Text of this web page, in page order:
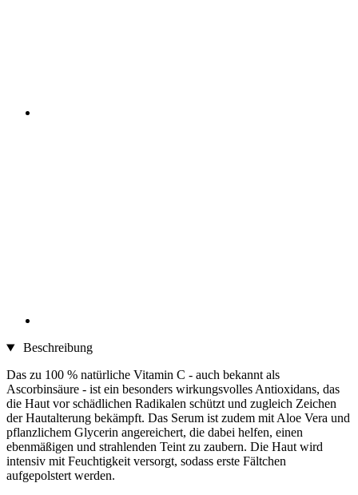
Beschreibung
Das zu 100 % natürliche Vitamin C - auch bekannt als
Ascorbinsäure - ist ein besonders wirkungsvolles An­ti­oxi­dans, das
die Haut vor schädlichen Radikalen schützt und zugleich Zeichen
der Hautalterung bekämpft. Das Serum ist zudem mit Aloe Vera und
pflanzlichem Glycerin angereichert, die dabei helfen, einen
ebenmäßigen und strahlenden Teint zu zaubern. Die Haut wird
intensiv mit Feuchtigkeit versorgt, sodass erste Fältchen
aufgepolstert werden.